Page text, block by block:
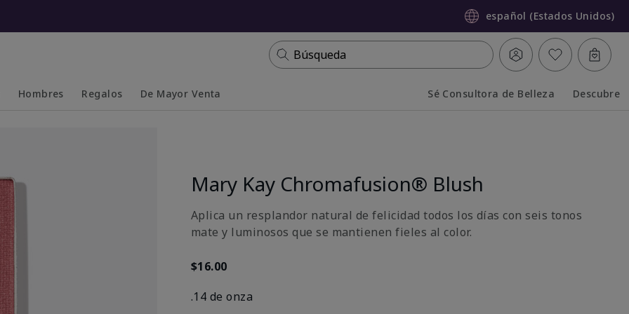
español (Estados Unidos)
Búsqueda
Hombres Regalos De Mayor Venta Sé Consultora de Belleza Descubre
Mary Kay Chromafusion® Blush
Aplica un resplandor natural de felicidad todos los días con seis tonos
mate y luminosos que se mantienen fieles al color.
$16.00
.14 de onza